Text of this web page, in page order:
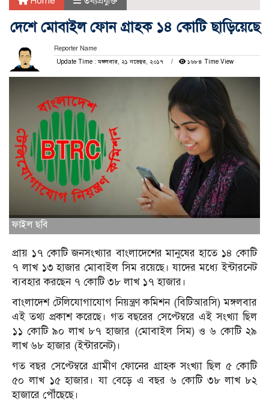
দেশে মোবাইল ফোন গ্রাহক ১৪ কোটি ছাড়িয়েছে
Reporter Name
Update Time : মঙ্গলবার, ২১ নভেম্বর, ২০১৭
১৬৮৪ Time View
ফাইল ছবি
প্রায় ১৭ কোটি জনসংখ্যার বাংলাদেশের মানুষের হাতে ১৪ কোটি
৭ লাখ ১৩ হাজার মোবাইল সিম রয়েছে। যাদের মধ্যে ইন্টারনেট
ব্যবহার করছেন ৭ কোটি ৩৮ লাখ ১৭ হাজার।
বাংলাদেশ টেলিযোগাযোগ নিয়ন্ত্রণ কমিশন (বিটিআরসি) মঙ্গলবার
এই তথ্য প্রকাশ করেছে। গত বছরের সেপ্টেম্বরে এই সংখ্যা ছিল
১১ কোটি ৯০ লাখ ৮৭ হাজার (মোবাইল সিম) ও ৬ কোটি ২৯
লাখ ৬৮ হাজার (ইন্টারনেট)।
গত বছর সেপ্টেম্বরে গ্রামীণ ফোনের গ্রাহক সংখ্যা ছিল ৫ কোটি
৫০ লাখ ১৫ হাজার। যা বেড়ে এ বছর ৬ কোটি ৩৮ লাখ ৮২
হাজারে পৌঁছেছে।